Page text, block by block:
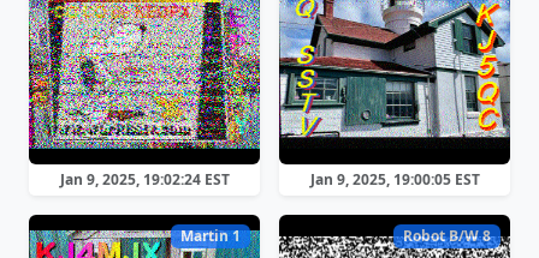
Jan 9, 2025, 19:02:24 EST Jan 9, 2025, 19:00:05 EST
Martin 1 Robot B/W 8